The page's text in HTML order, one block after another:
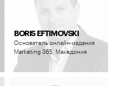
BORIS EFTIMOVSKI
Основатель онлайн-издания
Marketing 365, Македония